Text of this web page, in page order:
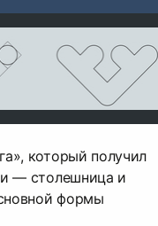
который получил
— столешница и
формы